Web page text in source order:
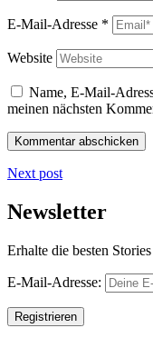
E-Mail-Adresse *
Website
Name, E-Mail-
meinen nächsten
Next post
Newsletter
Erhalte die besten
E-Mail-Adresse: